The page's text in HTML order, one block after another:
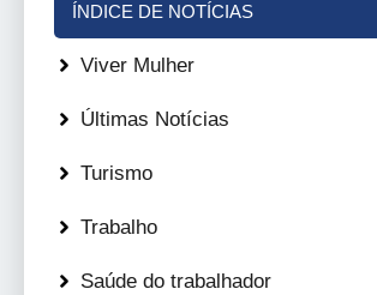
ÍNDICE DE NOTÍCIAS
Viver Mulher
Últimas Notícias
Turismo
Trabalho
Saúde do trabalhador